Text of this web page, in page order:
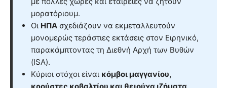
μορατόριουμ.
Οι ΗΠΑ σχεδιάζουν να εκμεταλλευτούν
μονομερώς τεράστιες εκτάσεις στον Ειρηνικό,
παρακάμπτοντας τη Διεθνή Αρχή των Βυθών
(ISA).
Κύριοι στόχοι είναι κόμβοι μαγγανίου,